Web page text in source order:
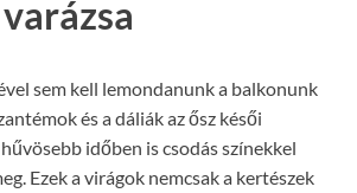
sem kell lemondanunk a balkonunk
és a dáliák az ősz késői
időben is csodás színekkel
Ezek a virágok nemcsak a kertészek